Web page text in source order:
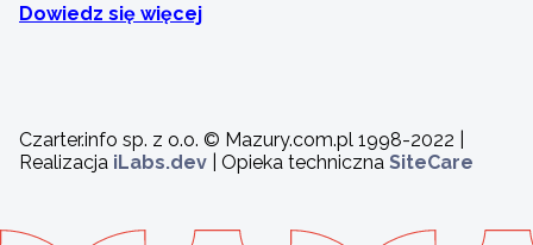
Dowiedz się więcej
Czarter.info sp. z o.o. © Mazury.com.pl 1998-2022 |
Realizacja iLabs.dev | Opieka techniczna SiteCare